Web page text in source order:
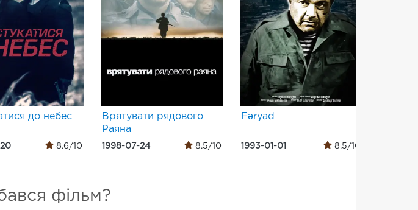
до небес
8.6/10
Врятувати рядового
Раяна
1998-07-24 8.5/10
Fəryad
1993-01-01 8.5/10
фільм?